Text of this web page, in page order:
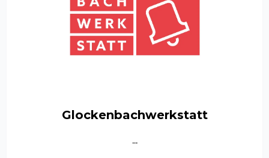
Glockenbachwerkstatt
...